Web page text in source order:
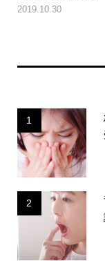
2019.10.30
1
2